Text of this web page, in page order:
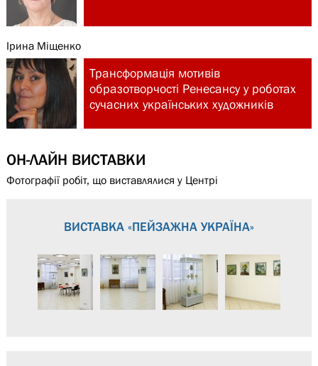
Ірина Міщенко
Трансформація мотивів
образотворчості Ренесансу у роботах
сучасних українських художників
ОН-ЛАЙН ВИСТАВКИ
Фотографії робіт, що виставлялися у Центрі
ВИСТАВКА «ПЕЙЗАЖНА УКРАЇНА»